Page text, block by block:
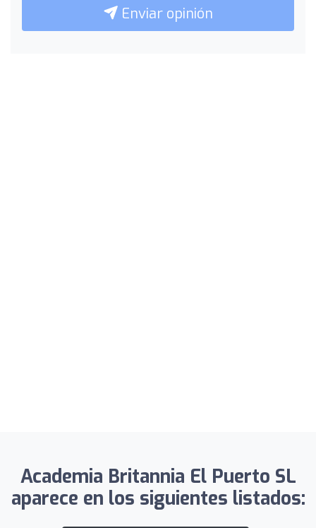
Enviar opinión
Academia Britannia El Puerto SL
aparece en los siguientes listados: